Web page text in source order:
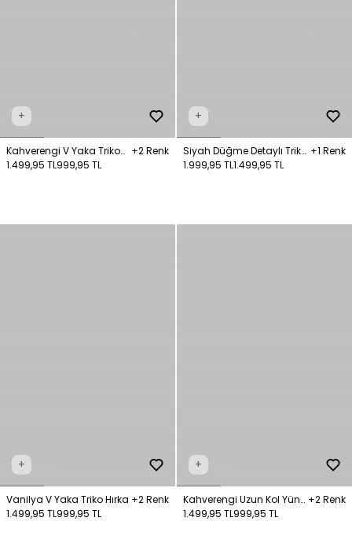
+
Kahverengi V Yaka Triko
Hırka
+2 Renk
1.499,95 TL999,95 TL
+
Siyah Düğme Detaylı Triko
Hırka
+1 Renk
1.999,95 TL1.499,95 TL
+
Vanilya V Yaka Triko Hırka +2 Renk
1.499,95 TL999,95 TL
+
Kahverengi Uzun Kol Yün
Triko Hırka
+2 Renk
1.499,95 TL999,95 TL